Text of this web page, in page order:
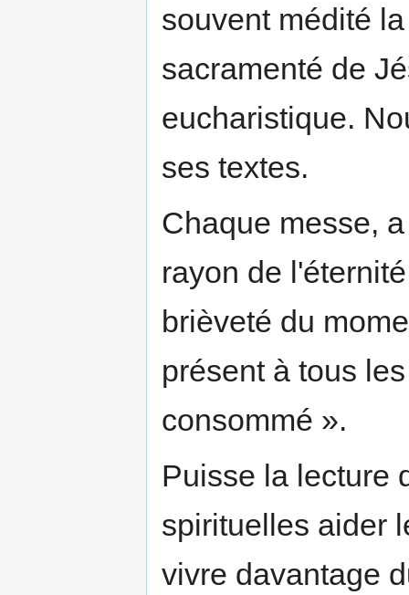
souvent médité
sacramenté de
eucharistique.
ses textes.
Chaque messe,
rayon de
brièveté du
présent à tous
consommé ».
Puisse la lecture
spirituelles aider
vivre davantage